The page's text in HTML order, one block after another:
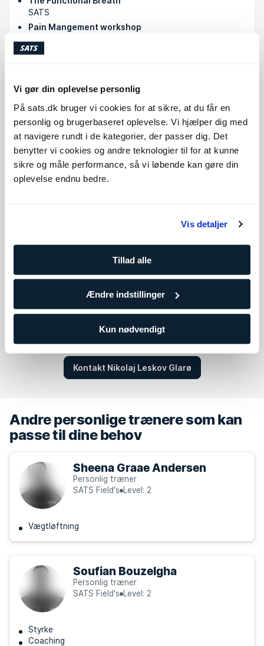
Vi gør din oplevelse personlig
På sats.dk bruger vi cookies for at sikre, at du får en
personlig og brugerbaseret oplevelse. Vi hjælper dig med
at navigere rundt i de kategorier, der passer dig. Det
benytter vi cookies og andre teknologier til for at kunne
sikre og måle performance, så vi løbende kan gøre din
oplevelse endnu bedre.
Vis detaljer
Tillad alle
Ændre indstillinger
Kun nødvendigt
SATS
Pain Mangement workshop
Basic Nutrition
Kristian Bradsted - MORtion
Køb klip
Tilgængelige timer
06:30 - 20:00
Onsdag
06:30 - 20:00
Kontakt Nikolaj Leskov Glarø
Andre personlige trænere som kan
passe til dine behov
Sheena Graae Andersen
Personlig træner
SATS Field's
Level: 2
Vægtløftning
Soufian Bouzelgha
Personlig træner
SATS Field's
Level: 2
Styrke
Coaching